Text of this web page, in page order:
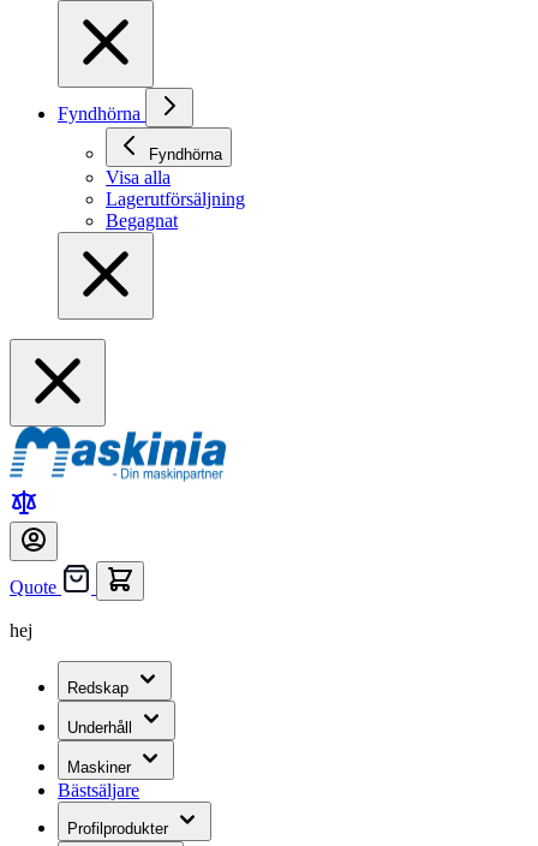
Fyndhörna
Fyndhörna
Visa alla
Lagerutförsäljning
Begagnat
Quote
hej
Redskap
Underhåll
Maskiner
Bästsäljare
Profilprodukter